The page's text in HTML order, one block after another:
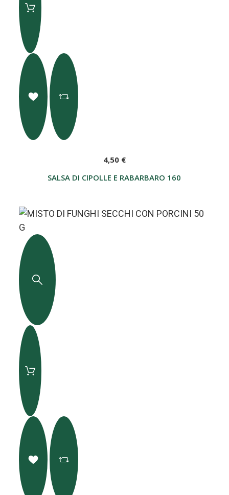
SALSA DI CIPOLLE E RABARBARO 160 G
4,50 €